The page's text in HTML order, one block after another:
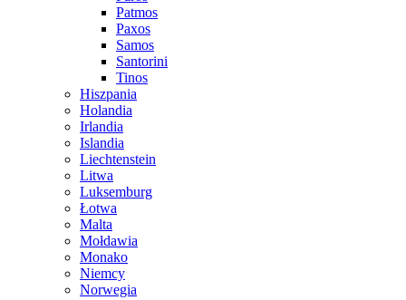
Patmos
Paxos
Samos
Santorini
Tinos
Hiszpania
Holandia
Irlandia
Islandia
Liechtenstein
Litwa
Luksemburg
Łotwa
Malta
Mołdawia
Monako
Niemcy
Norwegia